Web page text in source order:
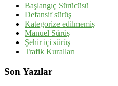
Başlangıç Sürücüsü
Defansif sürüş
Kategorize edilmemiş
Manuel Sürüş
Şehir içi sürüş
Trafik Kuralları
Son Yazılar